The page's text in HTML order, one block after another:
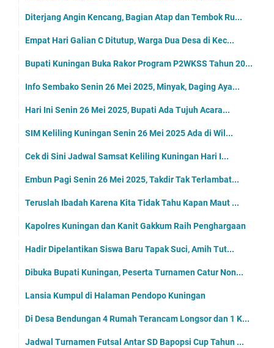
Diterjang Angin Kencang, Bagian Atap dan Tembok Ru...
Empat Hari Galian C Ditutup, Warga Dua Desa di Kec...
Bupati Kuningan Buka Rakor Program P2WKSS Tahun 20...
Info Sembako Senin 26 Mei 2025, Minyak, Daging Aya...
Hari Ini Senin 26 Mei 2025, Bupati Ada Tujuh Acara...
SIM Keliling Kuningan Senin 26 Mei 2025 Ada di Wil...
Cek di Sini Jadwal Samsat Keliling Kuningan Hari I...
Embun Pagi Senin 26 Mei 2025, Takdir Tak Terlambat...
Teruslah Ibadah Karena Kita Tidak Tahu Kapan Maut ...
Kapolres Kuningan dan Kanit Gakkum Raih Penghargaan
Hadir Dipelantikan Siswa Baru Tapak Suci, Amih Tut...
Dibuka Bupati Kuningan, Peserta Turnamen Catur Non...
Lansia Kumpul di Halaman Pendopo Kuningan
Di Desa Bendungan 4 Rumah Terancam Longsor dan 1 K...
Jadwal Turnamen Futsal Antar SD Bapopsi Cup Tahun ...